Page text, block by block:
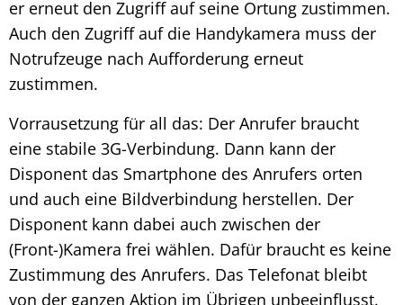
er erneut den Zugriff auf seine Ortung zustimmen.
Auch den Zugriff auf die Handykamera muss der
Notrufzeuge nach Aufforderung erneut
zustimmen.
Vorrausetzung für all das: Der Anrufer braucht
eine stabile 3G-Verbindung. Dann kann der
Disponent das Smartphone des Anrufers orten
und auch eine Bildverbindung herstellen. Der
Disponent kann dabei auch zwischen der
(Front-)Kamera frei wählen. Dafür braucht es keine
Zustimmung des Anrufers. Das Telefonat bleibt
von der ganzen Aktion im Übrigen unbeeinflusst.